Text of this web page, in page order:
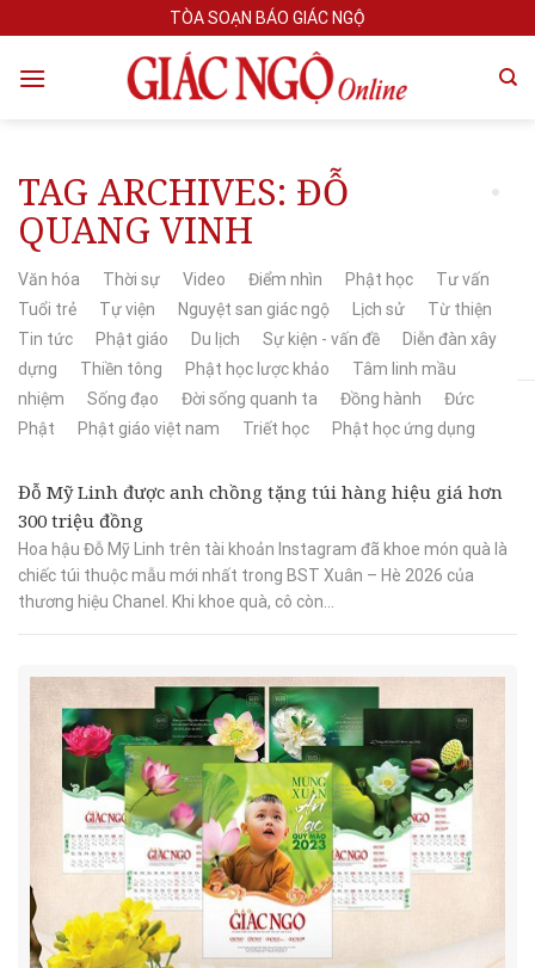
to
content
TÒA SOẠN BÁO GIÁC NGỘ
TAG ARCHIVES: ĐỖ
QUANG VINH
Văn hóa Thời sự Video Điểm nhìn Phật học
Tư vấn
Tuổi trẻ
Tự viện Nguyệt san giác ngộ Lịch sử
Từ thiện
Tin tức
Phật giáo Du lịch Sự kiện - vấn đề
Diễn đàn xây
dựng
Thiền tông Phật học lược khảo
Tâm linh mầu
nhiệm
Sống đạo Đời sống quanh ta Đồng hành
Đức
Phật
Phật giáo việt nam Triết học Phật học ứng dụng
Đỗ Mỹ Linh được anh chồng tặng túi hàng hiệu giá hơn
300 triệu đồng
Hoa hậu Đỗ Mỹ Linh trên tài khoản Instagram đã khoe món quà là
chiếc túi thuộc mẫu mới nhất trong BST Xuân – Hè 2026 của
thương hiệu Chanel. Khi khoe quà, cô còn...